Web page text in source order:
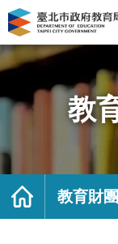
財
團
人
殷
海
基
｜
府
網
站
選
教
首
教育財